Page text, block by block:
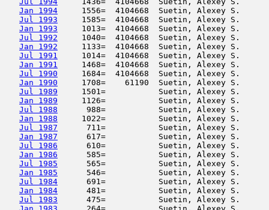
Jan 1994
1556=  4104668  Suetin, Alexey S.
Jul 1993
1585=  4104668  Suetin, Alexey S.
Jan 1993
1013=  4104668  Suetin, Alexey S.
Jul 1992
1040=  4104668  Suetin, Alexey S.
Jan 1992
1133=  4104668  Suetin, Alexey S.
Jul 1991
1014=  4104668  Suetin, Alexey S.
Jan 1991
1468=  4104668  Suetin, Alexey S.
Jul 1990
1684=  4104668  Suetin, Alexey S.
Jan 1990
1708=    61190  Suetin, Alexey S.
Jul 1989
1501=           Suetin, Alexey S.
Jan 1989
1126=           Suetin, Alexey S.
Jul 1988
988=           Suetin, Alexey S.
Jan 1988
1022=           Suetin, Alexey S.
Jul 1987
711=           Suetin, Alexey S.
Jan 1987
617=           Suetin,
Jul 1986
610=           Suetin,
Jan 1986
585=           Suetin,
Jul 1985
565=           Suetin,
Jan 1985
546=           Suetin, Alexey S.
Jul 1984
691=           Suetin, Alexey S.
Jan 1984
481=           Suetin,
Jul 1983
475=           Suetin, Alexey S.